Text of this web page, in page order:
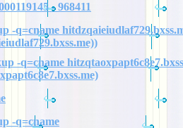
- 968411
-q=cname
-q=cname
-q=cname